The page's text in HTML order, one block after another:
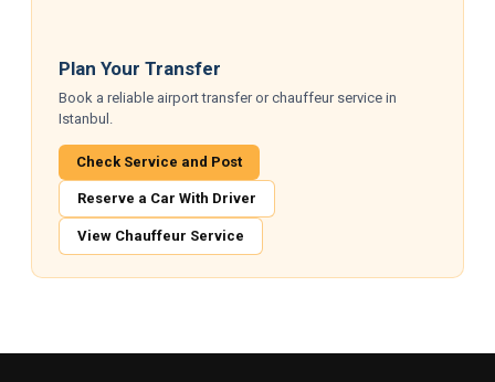
Plan Your Transfer
Book a reliable airport transfer or chauffeur service in
Istanbul.
Check Service and Post
Reserve a Car With Driver
View Chauffeur Service